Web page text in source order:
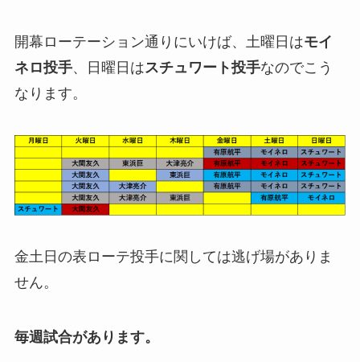
開幕ローテーション通りにいけば、土曜日はモイ
ネロ投手、日曜日はスチュワート投手なのでこう
なります。
金土日の表ローテ投手に関しては逃げ場がありま
せん。
毎週試合があります。